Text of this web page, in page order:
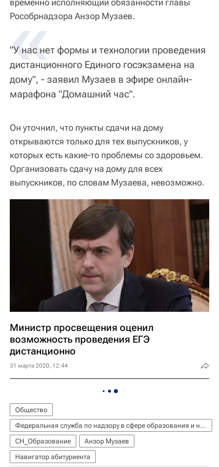
временно исполняющий обязанности главы
Рособрнадзора Анзор Музаев.
«
"У нас нет формы и технологии проведения
дистанционного Единого госэкзамена на
дому", - заявил Музаев в эфире онлайн-
марафона "Домашний час".
Он уточнил, что пункты сдачи на дому
открываются только для тех выпускников, у
которых есть какие-то проблемы со здоровьем.
Организовать сдачу на дому для всех
выпускников, по словам Музаева, невозможно.
Министр просвещения оценил
возможность проведения ЕГЭ
дистанционно
31 марта 2020, 12:44
Общество
Федеральная служба по надзору в сфере образования и науки (Рособрнадзор)
СН_Образование
Анзор Музаев
Навигатор абитуриента